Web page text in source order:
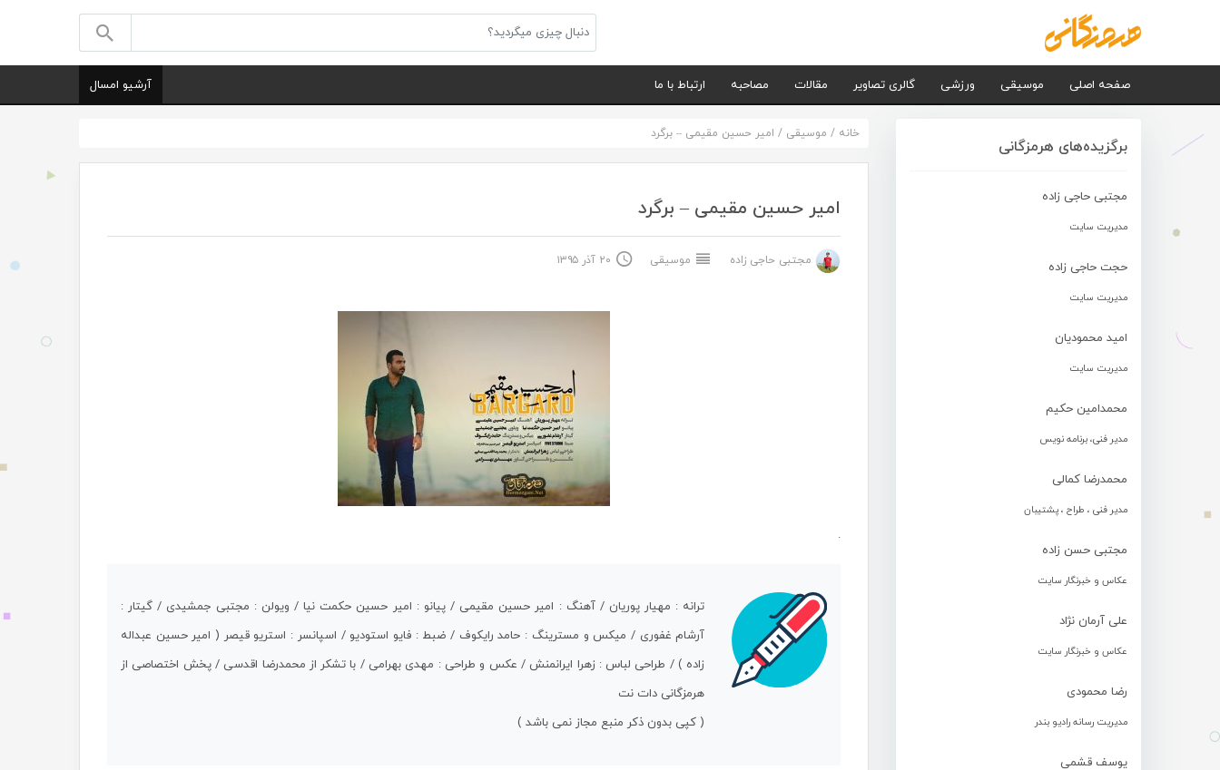
صفحه اصلی موسیقی ورزشی گالری تصاویر مقالات مصاحبه ارتباط با ما آرشیو امسال
برگزیده‌های هرمزگانی
مجتبی حاجی زاده
مدیریت سایت
حجت حاجی زاده
مدیریت سایت
امید محمودیان
مدیریت سایت
محمدامین حکیم
مدیر فنی، برنامه نویس
محمدرضا کمالی
مدیر فنی ، طراح ، پشتیبان
مجتبی حسن زاده
عکاس و خبرنگار سایت
علی آرمان نژاد
عکاس و خبرنگار سایت
رضا محمودی
مدیریت رسانه رادیو بندر
یوسف قشمی
خانه / موسیقی / امیر حسین مقیمی – برگرد
امیر حسین مقیمی – برگرد
مجتبی حاجی زاده موسیقی ۲۰ آذر ۱۳۹۵
.
ترانه : مهیار پوریان / آهنگ : امیر حسین مقیمی / پیانو : امیر حسین حکمت نیا / ویولن : مجتبی جمشیدی / گیتار :
آرشام غفوری / میکس و مسترینگ : حامد رایکوف / ضبط : فایو استودیو / اسپانسر : استریو قیصر ( امیر حسین عبداله
زاده ) / طراحی لباس : زهرا ایرانمنش / عکس و طراحی : مهدی بهرامی / با تشکر از محمدرضا اقدسی / پخش اختصاصی از
هرمزگانی دات نت
( کپی بدون ذکر منبع مجاز نمی باشد )